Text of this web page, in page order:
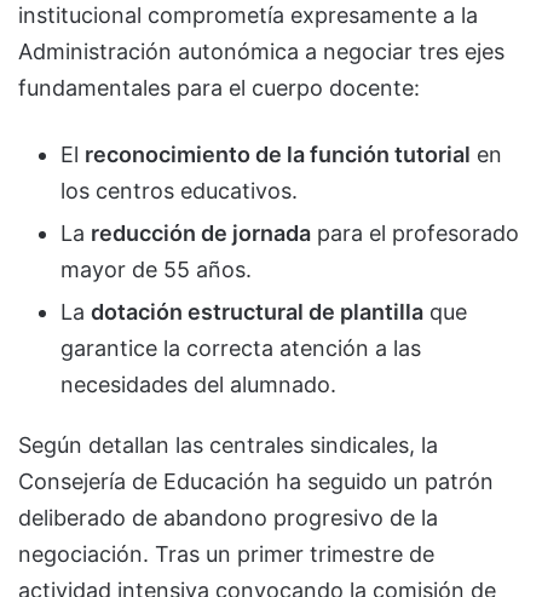
institucional comprometía expresamente a la
Administración autonómica a negociar tres ejes
fundamentales para el cuerpo docente:
El reconocimiento de la función tutorial en
los centros educativos.
La reducción de jornada para el profesorado
mayor de 55 años.
La dotación estructural de plantilla que
garantice la correcta atención a las
necesidades del alumnado.
Según detallan las centrales sindicales, la
Consejería de Educación ha seguido un patrón
deliberado de abandono progresivo de la
negociación. Tras un primer trimestre de
actividad intensiva convocando la comisión de